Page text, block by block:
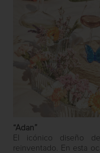
“Adan”
El icónico diseño
reinventado. En esta